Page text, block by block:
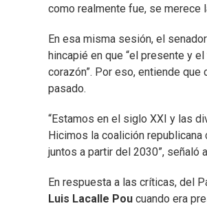
como realmente fue, se merece
En esa misma sesión, el
hincapié en que “el presente y
corazón”. Por eso, entiende
pasado.
“Estamos en el siglo XXI y las
Hicimos la coalición
juntos a partir del 2030”, señaló
En respuesta a las críticas, del
Luis Lacalle Pou cuando era